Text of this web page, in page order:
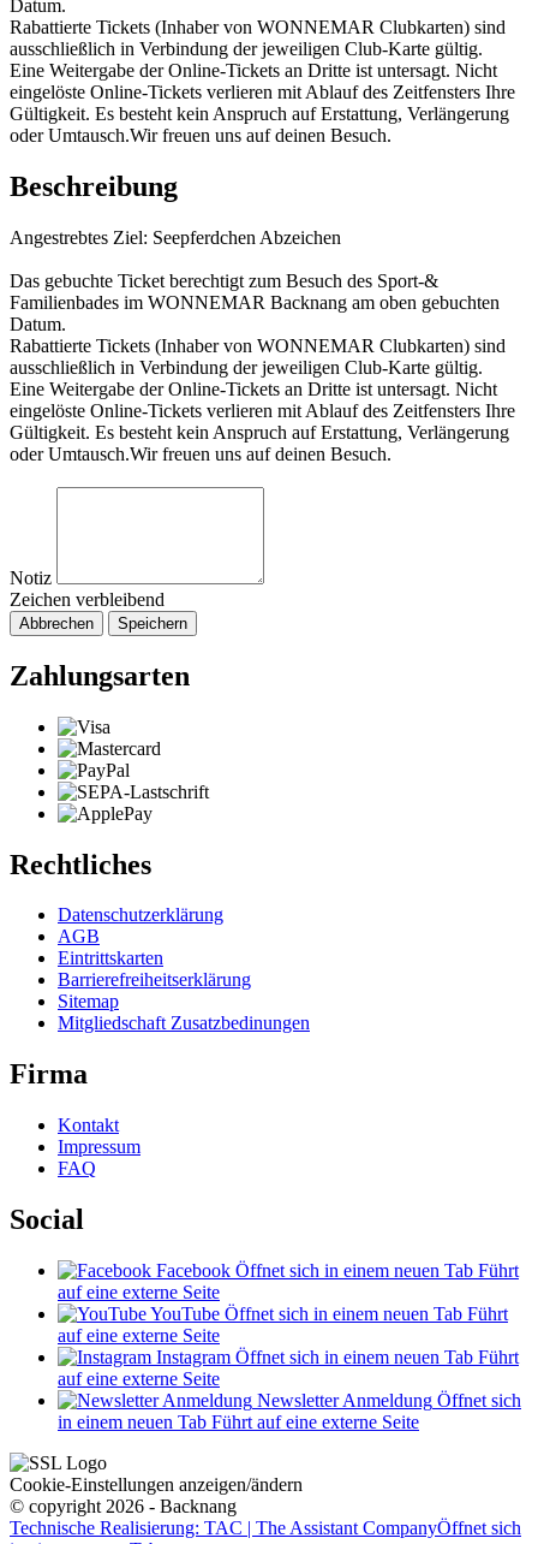
Datum.
Rabattierte Tickets (Inhaber von WONNEMAR Clubkarten) sind
ausschließlich in Verbindung der jeweiligen Club-Karte gültig.
Eine Weitergabe der Online-Tickets an Dritte ist untersagt. Nicht
eingelöste Online-Tickets verlieren mit Ablauf des Zeitfensters Ihre
Gültigkeit. Es besteht kein Anspruch auf Erstattung, Verlängerung
oder Umtausch.Wir freuen uns auf deinen Besuch.
Beschreibung
Angestrebtes Ziel: Seepferdchen Abzeichen
Das gebuchte Ticket berechtigt zum Besuch des Sport-&
Familienbades im WONNEMAR Backnang am oben gebuchten
Datum.
Rabattierte Tickets (Inhaber von WONNEMAR Clubkarten) sind
ausschließlich in Verbindung der jeweiligen Club-Karte gültig.
Eine Weitergabe der Online-Tickets an Dritte ist untersagt. Nicht
eingelöste Online-Tickets verlieren mit Ablauf des Zeitfensters Ihre
Gültigkeit. Es besteht kein Anspruch auf Erstattung, Verlängerung
oder Umtausch.Wir freuen uns auf deinen Besuch.
Notiz
Zeichen verbleibend
Abbrechen Speichern
Zahlungsarten
Rechtliches
Datenschutzerklärung
AGB
Eintrittskarten
Barrierefreiheitserklärung
Sitemap
Mitgliedschaft Zusatzbedinungen
Firma
Kontakt
Impressum
FAQ
Social
Facebook Öffnet sich in einem neuen Tab Führt
auf eine externe Seite
YouTube Öffnet sich in einem neuen Tab Führt
auf eine externe Seite
Instagram Öffnet sich in einem neuen Tab Führt
auf eine externe Seite
Newsletter Anmeldung Öffnet sich
in einem neuen Tab Führt auf eine externe Seite
Cookie-Einstellungen anzeigen/ändern
© copyright 2026 - Backnang
Technische Realisierung: TAC | The Assistant CompanyÖffnet sich